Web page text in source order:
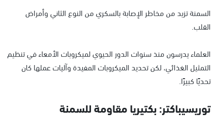
السمنة تزيد من مخاطر الإصابة بالسكري من النوع الثاني وأمراض
القلب.
العلماء يدرسون منذ سنوات الدور الحيوي لميكروبات الأمعاء في تنظيم
التمثيل الغذائي، لكن تحديد الميكروبات المفيدة وآليات عملها كان
تحديًا كبيرًا.
توريسيباكتر: بكتيريا مقاومة للسمنة